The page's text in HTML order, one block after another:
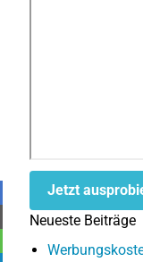
Jetzt
Neueste Beiträge